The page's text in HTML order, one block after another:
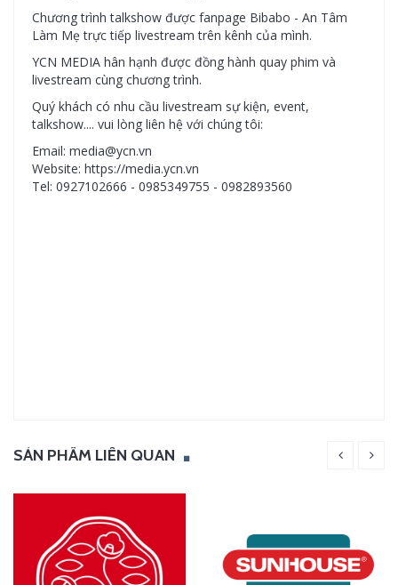
Chương trình talkshow được fanpage Bibabo - An Tâm
Làm Mẹ trực tiếp livestream trên kênh của mình.
YCN MEDIA hân hạnh được đồng hành quay phim và
livestream cùng chương trình.
Quý khách có nhu cầu livestream sự kiện, event,
talkshow.... vui lòng liên hệ với chúng tôi:
Email: media@ycn.vn
Website: https://media.ycn.vn
Tel: 0927102666 - 0985349755 - 0982893560
SẢN PHẨM LIÊN QUAN